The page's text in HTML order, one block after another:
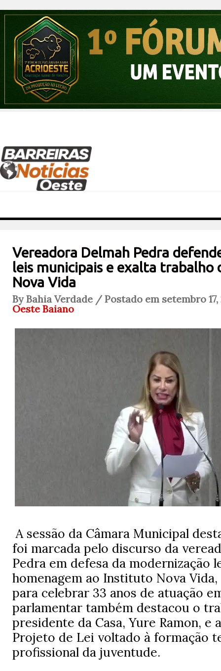
Vereadora Delmah Pedra
leis municipais e exalta trabalho
Nova Vida
By Bahia Verdade / Postado em setembro
Oeste Baiano
A sessão da Câmara Municipal
foi marcada pelo discurso da
Pedra em defesa da modernização
homenagem ao Instituto Nova
para celebrar 33 anos de atuação
parlamentar também destacou o
presidente da Casa, Yure Ramon, e
Projeto de Lei voltado à formação
profissional da juventude.